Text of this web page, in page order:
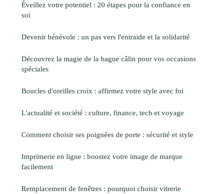
Éveillez votre potentiel : 20 étapes pour la confiance en
soi
Devenir bénévole : un pas vers l'entraide et la solidarité
Découvrez la magie de la bague câlin pour vos occasions
spéciales
Boucles d'oreilles croix : affirmez votre style avec foi
L'actualité et société : culture, finance, tech et voyage
Comment choisir ses poignées de porte : sécurité et style
Imprimerie en ligne : boostez votre image de marque
facilement
Remplacement de fenêtres : pourquoi choisir vitrerie